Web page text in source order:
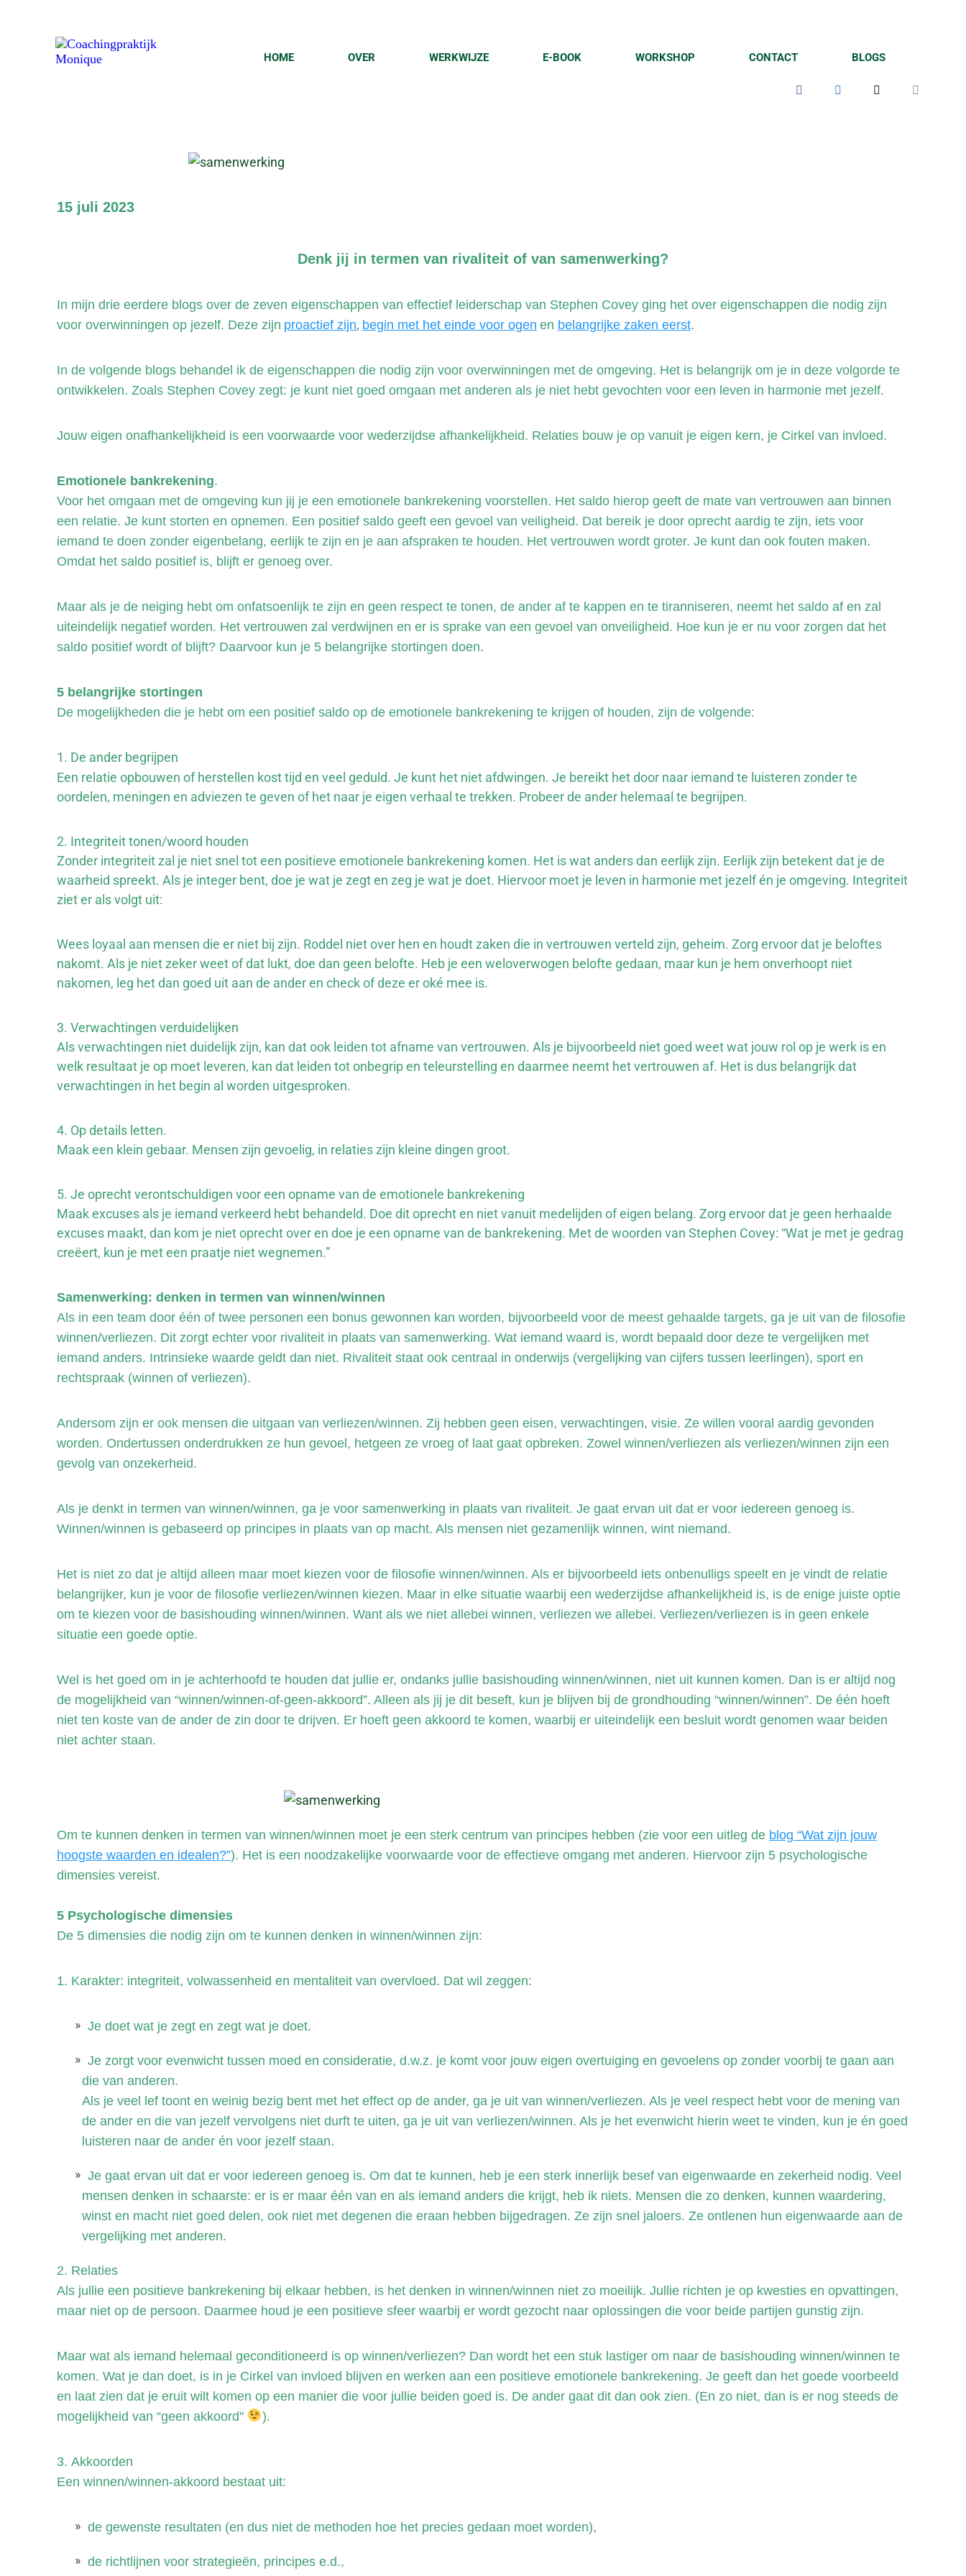
HOME OVER WERKWIJZE E-BOOK WORKSHOP CONTACT BLOGS
15 juli 2023
Denk jij in termen van rivaliteit of van samenwerking?
In mijn drie eerdere blogs over de zeven eigenschappen van effectief leiderschap van Stephen Covey ging het over eigenschappen die nodig zijn
voor overwinningen op jezelf. Deze zijn proactief zijn, begin met het einde voor ogen en belangrijke zaken eerst.
In de volgende blogs behandel ik de eigenschappen die nodig zijn voor overwinningen met de omgeving. Het is belangrijk om je in deze volgorde te
ontwikkelen. Zoals Stephen Covey zegt: je kunt niet goed omgaan met anderen als je niet hebt gevochten voor een leven in harmonie met jezelf.
Jouw eigen onafhankelijkheid is een voorwaarde voor wederzijdse afhankelijkheid. Relaties bouw je op vanuit je eigen kern, je Cirkel van invloed.
Emotionele bankrekening.
Voor het omgaan met de omgeving kun jij je een emotionele bankrekening voorstellen. Het saldo hierop geeft de mate van vertrouwen aan binnen
een relatie. Je kunt storten en opnemen. Een positief saldo geeft een gevoel van veiligheid. Dat bereik je door oprecht aardig te zijn, iets voor
iemand te doen zonder eigenbelang, eerlijk te zijn en je aan afspraken te houden. Het vertrouwen wordt groter. Je kunt dan ook fouten maken.
Omdat het saldo positief is, blijft er genoeg over.
Maar als je de neiging hebt om onfatsoenlijk te zijn en geen respect te tonen, de ander af te kappen en te tiranniseren, neemt het saldo af en zal
uiteindelijk negatief worden. Het vertrouwen zal verdwijnen en er is sprake van een gevoel van onveiligheid. Hoe kun je er nu voor zorgen dat het
saldo positief wordt of blijft? Daarvoor kun je 5 belangrijke stortingen doen.
5 belangrijke stortingen
De mogelijkheden die je hebt om een positief saldo op de emotionele bankrekening te krijgen of houden, zijn de volgende:
1. De ander begrijpen
Een relatie opbouwen of herstellen kost tijd en veel geduld. Je kunt het niet afdwingen. Je bereikt het door naar iemand te luisteren zonder te
oordelen, meningen en adviezen te geven of het naar je eigen verhaal te trekken. Probeer de ander helemaal te begrijpen.
2. Integriteit tonen/woord houden
Zonder integriteit zal je niet snel tot een positieve emotionele bankrekening komen. Het is wat anders dan eerlijk zijn. Eerlijk zijn betekent dat je de
waarheid spreekt. Als je integer bent, doe je wat je zegt en zeg je wat je doet. Hiervoor moet je leven in harmonie met jezelf én je omgeving. Integriteit
ziet er als volgt uit:
Wees loyaal aan mensen die er niet bij zijn. Roddel niet over hen en houdt zaken die in vertrouwen verteld zijn, geheim. Zorg ervoor dat je beloftes
nakomt. Als je niet zeker weet of dat lukt, doe dan geen belofte. Heb je een weloverwogen belofte gedaan, maar kun je hem onverhoopt niet
nakomen, leg het dan goed uit aan de ander en check of deze er oké mee is.
3. Verwachtingen verduidelijken
Als verwachtingen niet duidelijk zijn, kan dat ook leiden tot afname van vertrouwen. Als je bijvoorbeeld niet goed weet wat jouw rol op je werk is en
welk resultaat je op moet leveren, kan dat leiden tot onbegrip en teleurstelling en daarmee neemt het vertrouwen af. Het is dus belangrijk dat
verwachtingen in het begin al worden uitgesproken.
4. Op details letten.
Maak een klein gebaar. Mensen zijn gevoelig, in relaties zijn kleine dingen groot.
5. Je oprecht verontschuldigen voor een opname van de emotionele bankrekening
Maak excuses als je iemand verkeerd hebt behandeld. Doe dit oprecht en niet vanuit medelijden of eigen belang. Zorg ervoor dat je geen herhaalde
excuses maakt, dan kom je niet oprecht over en doe je een opname van de bankrekening. Met de woorden van Stephen Covey: “Wat je met je gedrag
creëert, kun je met een praatje niet wegnemen.”
Samenwerking: denken in termen van winnen/winnen
Als in een team door één of twee personen een bonus gewonnen kan worden, bijvoorbeeld voor de meest gehaalde targets, ga je uit van de filosofie
winnen/verliezen. Dit zorgt echter voor rivaliteit in plaats van samenwerking. Wat iemand waard is, wordt bepaald door deze te vergelijken met
iemand anders. Intrinsieke waarde geldt dan niet. Rivaliteit staat ook centraal in onderwijs (vergelijking van cijfers tussen leerlingen), sport en
rechtspraak (winnen of verliezen).
Andersom zijn er ook mensen die uitgaan van verliezen/winnen. Zij hebben geen eisen, verwachtingen, visie. Ze willen vooral aardig gevonden
worden. Ondertussen onderdrukken ze hun gevoel, hetgeen ze vroeg of laat gaat opbreken. Zowel winnen/verliezen als verliezen/winnen zijn een
gevolg van onzekerheid.
Als je denkt in termen van winnen/winnen, ga je voor samenwerking in plaats van rivaliteit. Je gaat ervan uit dat er voor iedereen genoeg is.
Winnen/winnen is gebaseerd op principes in plaats van op macht. Als mensen niet gezamenlijk winnen, wint niemand.
Het is niet zo dat je altijd alleen maar moet kiezen voor de filosofie winnen/winnen. Als er bijvoorbeeld iets onbenulligs speelt en je vindt de relatie
belangrijker, kun je voor de filosofie verliezen/winnen kiezen. Maar in elke situatie waarbij een wederzijdse afhankelijkheid is, is de enige juiste optie
om te kiezen voor de basishouding winnen/winnen. Want als we niet allebei winnen, verliezen we allebei. Verliezen/verliezen is in geen enkele
situatie een goede optie.
Wel is het goed om in je achterhoofd te houden dat jullie er, ondanks jullie basishouding winnen/winnen, niet uit kunnen komen. Dan is er altijd nog
de mogelijkheid van “winnen/winnen-of-geen-akkoord”. Alleen als jij je dit beseft, kun je blijven bij de grondhouding “winnen/winnen”. De één hoeft
niet ten koste van de ander de zin door te drijven. Er hoeft geen akkoord te komen, waarbij er uiteindelijk een besluit wordt genomen waar beiden
niet achter staan.
Om te kunnen denken in termen van winnen/winnen moet je een sterk centrum van principes hebben (zie voor een uitleg de blog “Wat zijn jouw
hoogste waarden en idealen?”). Het is een noodzakelijke voorwaarde voor de effectieve omgang met anderen. Hiervoor zijn 5 psychologische
dimensies vereist.
5 Psychologische dimensies
De 5 dimensies die nodig zijn om te kunnen denken in winnen/winnen zijn:
1. Karakter: integriteit, volwassenheid en mentaliteit van overvloed. Dat wil zeggen:
Je doet wat je zegt en zegt wat je doet.
Je zorgt voor evenwicht tussen moed en consideratie, d.w.z. je komt voor jouw eigen overtuiging en gevoelens op zonder voorbij te gaan aan
die van anderen.
Als je veel lef toont en weinig bezig bent met het effect op de ander, ga je uit van winnen/verliezen. Als je veel respect hebt voor de mening van
de ander en die van jezelf vervolgens niet durft te uiten, ga je uit van verliezen/winnen. Als je het evenwicht hierin weet te vinden, kun je én goed
luisteren naar de ander én voor jezelf staan.
Je gaat ervan uit dat er voor iedereen genoeg is. Om dat te kunnen, heb je een sterk innerlijk besef van eigenwaarde en zekerheid nodig. Veel
mensen denken in schaarste: er is er maar één van en als iemand anders die krijgt, heb ik niets. Mensen die zo denken, kunnen waardering,
winst en macht niet goed delen, ook niet met degenen die eraan hebben bijgedragen. Ze zijn snel jaloers. Ze ontlenen hun eigenwaarde aan de
vergelijking met anderen.
2. Relaties
Als jullie een positieve bankrekening bij elkaar hebben, is het denken in winnen/winnen niet zo moeilijk. Jullie richten je op kwesties en opvattingen,
maar niet op de persoon. Daarmee houd je een positieve sfeer waarbij er wordt gezocht naar oplossingen die voor beide partijen gunstig zijn.
Maar wat als iemand helemaal geconditioneerd is op winnen/verliezen? Dan wordt het een stuk lastiger om naar de basishouding winnen/winnen te
komen. Wat je dan doet, is in je Cirkel van invloed blijven en werken aan een positieve emotionele bankrekening. Je geeft dan het goede voorbeeld
en laat zien dat je eruit wilt komen op een manier die voor jullie beiden goed is. De ander gaat dit dan ook zien. (En zo niet, dan is er nog steeds de
mogelijkheid van “geen akkoord"
).
3. Akkoorden
Een winnen/winnen-akkoord bestaat uit:
de gewenste resultaten (en dus niet de methoden hoe het precies gedaan moet worden),
de richtlijnen voor strategieën, principes e.d.,